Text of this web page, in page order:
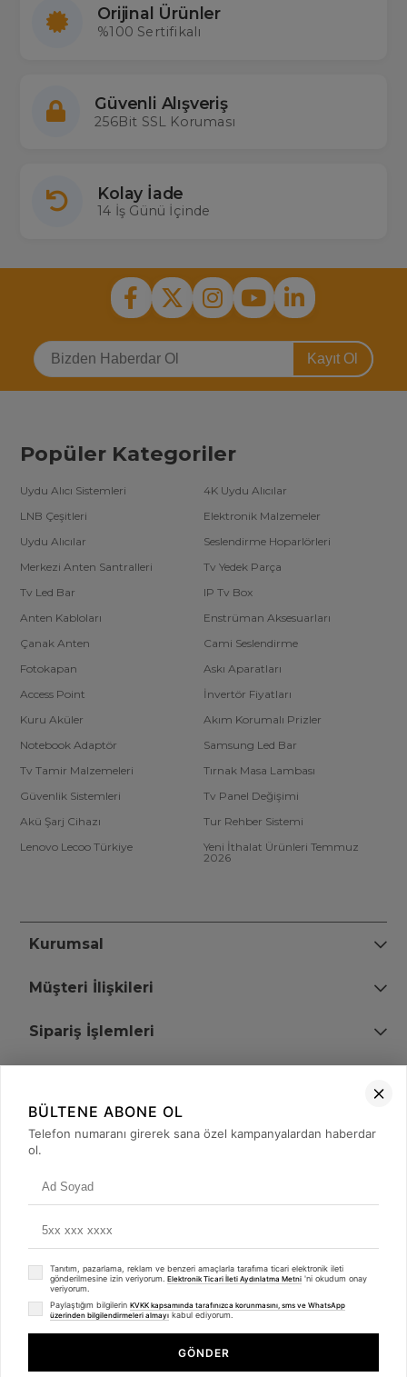
Orijinal Ürünler
%100 Sertifikalı
Güvenli Alışveriş
256Bit SSL Koruması
Kolay İade
14 İş Günü İçinde
Kayıt Ol
Popüler Kategoriler
Uydu Alıcı Sistemleri
4K Uydu Alıcılar
LNB Çeşitleri
Elektronik Malzemeler
Uydu Alıcılar
Seslendirme Hoparlörleri
Merkezi Anten Santralleri
Tv Yedek Parça
Tv Led Bar
IP Tv Box
Anten Kabloları
Enstrüman Aksesuarları
Çanak Anten
Cami Seslendirme
Fotokapan
Askı Aparatları
Access Point
İnvertör Fiyatları
Kuru Aküler
Akım Korumalı Prizler
Notebook Adaptör
Samsung Led Bar
Tv Tamir Malzemeleri
Tırnak Masa Lambası
Güvenlik Sistemleri
Tv Panel Değişimi
Akü Şarj Cihazı
Tur Rehber Sistemi
Lenovo Lecoo Türkiye
Yeni İthalat Ürünleri Temmuz
2026
Kurumsal
Müşteri İlişkileri
Sipariş İşlemleri
+90 (850) 473 08 08
© 2008 - 2026merterelektronik.com
- Tüm Hakları Saklıdır. Kredi kartı bilgileriniz 256bit SSL sertifikası ile
Whatsapp
BÜLTENE ABONE OL
Telefon numaranı girerek sana özel kampanyalardan haberdar
ol.
Tanıtım, pazarlama, reklam ve benzeri amaçlarla tarafıma ticari elektronik ileti
gönderilmesine izin veriyorum. Elektronik Ticari İleti Aydınlatma Metni 'ni okudum onay
veriyorum.
Paylaştığım bilgilerin KVKK kapsamında tarafınızca korunmasını, sms ve WhatsApp
üzerinden bilgilendirmeleri almayı kabul ediyorum.
GÖNDER